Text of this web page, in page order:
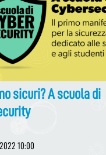
sicuri? A scuola di
10:00